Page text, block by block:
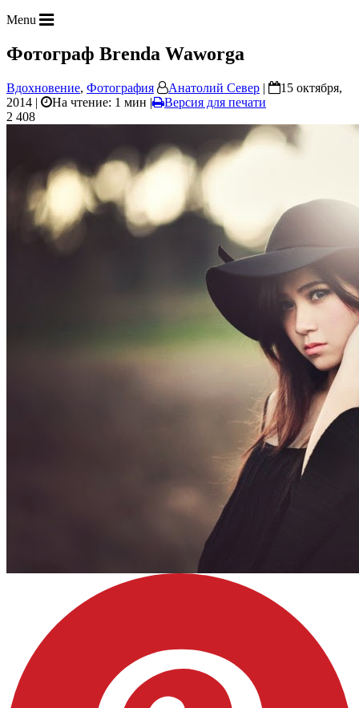
Menu
Фотограф Brenda Waworga
Вдохновение, Фотография Анатолий Север |
15 октября,
2014 |
На чтение: 1 мин |
Версия для печати
2 408